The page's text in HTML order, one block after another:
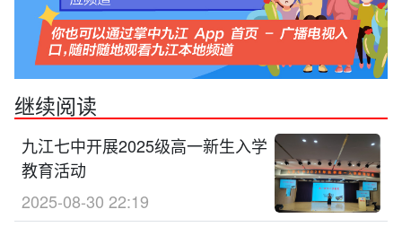
继续阅读
九江七中开展2025级高一新生入学
教育活动
2025-08-30 22:19